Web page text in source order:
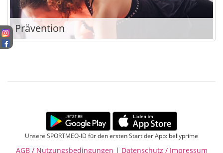
Prävention
Unsere SPORTMEO-ID für den ersten Start der App: bellyprime
AGB / Nutzungsbedingungen | Datenschutz / Impressum